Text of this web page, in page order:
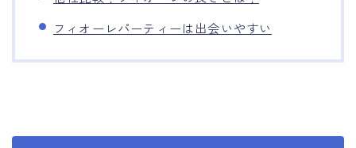
フィオーレパーティーは出会いやすい